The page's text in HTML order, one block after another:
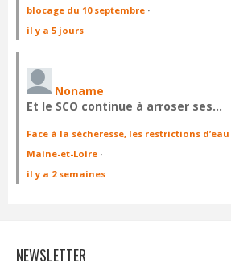
blocage du 10 septembre ·
il y a 5 jours
Noname
Et le SCO continue à arroser ses…
Face à la sécheresse, les restrictions
Maine-et-Loire ·
il y a 2 semaines
NEWSLETTER